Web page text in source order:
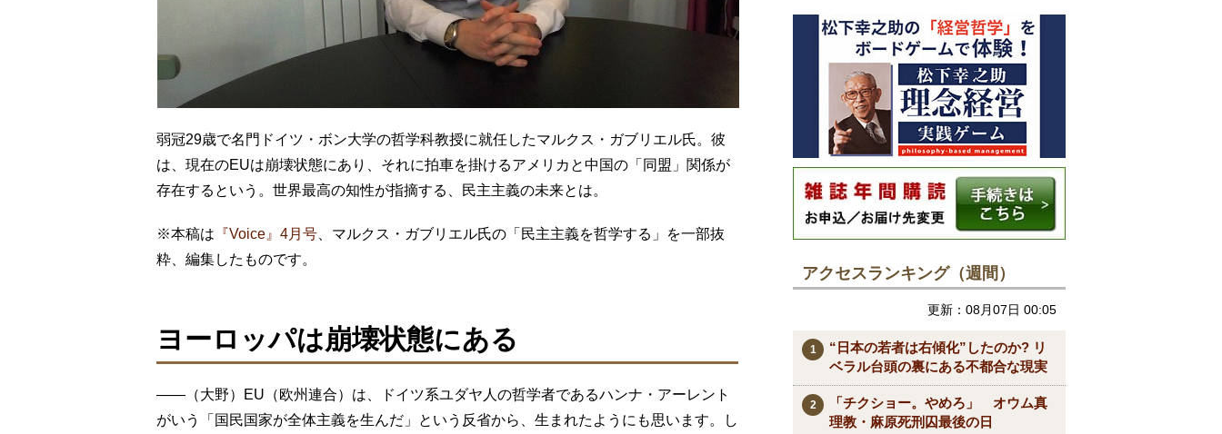
弱冠29歳で名門ドイツ・ボン大学の哲学科教授に就任したマルクス・ガブリエル氏。彼
は、現在のEUは崩壊状態にあり、それに拍車を掛けるアメリカと中国の「同盟」関係が
存在するという。世界最高の知性が指摘する、民主主義の未来とは。
※本稿は 『Voice』4月号 、マルクス・ガブリエル氏の「民主主義を哲学する」を一部抜
粋、編集したものです。
ヨーロッパは崩壊状態にある
――（大野）EU（欧州連合）は、ドイツ系ユダヤ人の哲学者であるハンナ・アーレント
がいう「国民国家が全体主義を生んだ」という反省から、生まれたようにも思います。し
アクセスランキング（週間）
更新：08月07日 00:05
“日本の若者は右傾化”したのか? リ
ベラル台頭の裏にある不都合な現実
「チクショー。やめろ」 オウム真
理教・麻原死刑囚最後の日